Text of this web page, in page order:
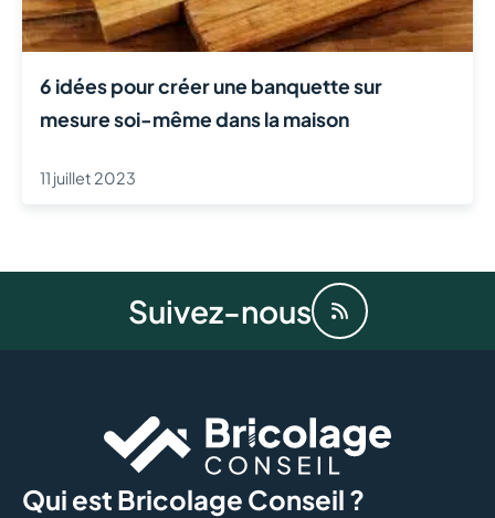
6 idées pour créer une banquette sur
mesure soi-même dans la maison
11 juillet 2023
Suivez-nous
Qui est Bricolage Conseil ?